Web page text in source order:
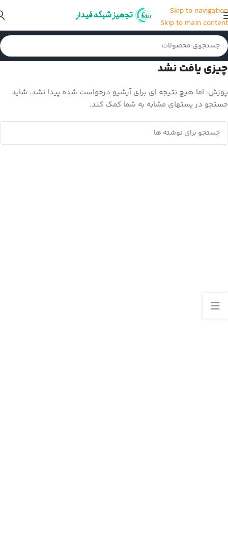
Skip to navigation
Skip to main content
چیزی یافت نشد
پوزش، اما هیچ نتیجه ای برای آرشیو درخواست شده پیدا نشد. شاید
جستجو در پستهای مشابه به شما کمک کند.